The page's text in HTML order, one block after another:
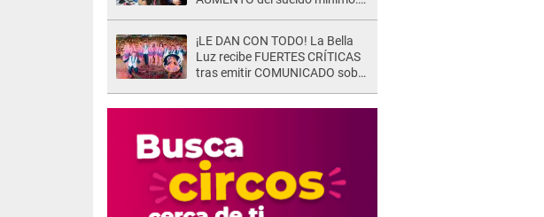
¡LE DAN CON TODO! La Bella
Luz recibe FUERTES CRÍTICAS
tras emitir COMUNICADO sobre